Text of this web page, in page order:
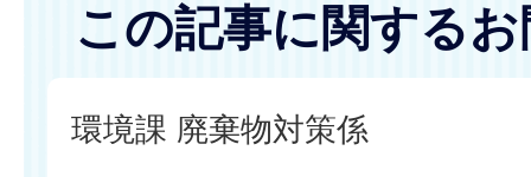
この記事に関する
環境課 廃棄物対策係